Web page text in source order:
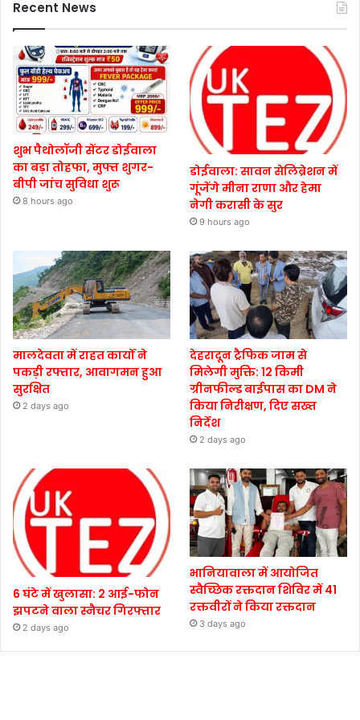
Recent News
शुभ पैथोलॉजी सेंटर डोईवाला
का बड़ा तोहफा, मुफ्त शुगर-
बीपी जांच सुविधा शुरू
8 hours ago
डोईवाला: सावन सेलिब्रेशन में
गूंजेंगे मीना राणा और हेमा
नेगी करासी के सुर
9 hours ago
मालदेवता में राहत कार्यों ने
पकड़ी रफ्तार, आवागमन हुआ
सुरक्षित
2 days ago
देहरादून ट्रैफिक जाम से
मिलेगी मुक्ति: 12 किमी
ग्रीनफील्ड बाईपास का DM ने
किया निरीक्षण, दिए सख्त
निर्देश
2 days ago
6 घंटे में खुलासा: 2 आई-फोन
झपटने वाला स्नैचर गिरफ्तार
2 days ago
भानियावाला में आयोजित
स्वैच्छिक रक्तदान शिविर में 41
रक्तवीरों ने किया रक्तदान
3 days ago